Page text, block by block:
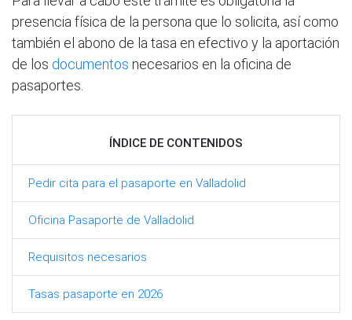
presencia física de la persona que lo solicita, así como
también el abono de la tasa en efectivo y la aportación
de los documentos necesarios en la oficina de
pasaportes.
ÍNDICE DE CONTENIDOS
Pedir cita para el pasaporte en Valladolid
Oficina Pasaporte de Valladolid
Requisitos necesarios
Tasas pasaporte en 2026